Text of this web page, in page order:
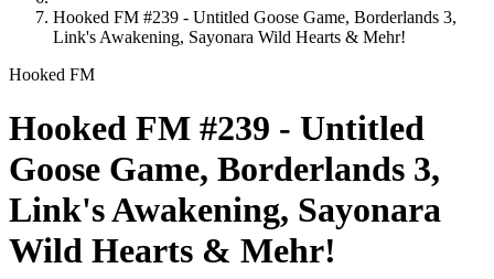
Hooked FM #239 - Untitled Goose Game, Borderlands 3,
Link's Awakening, Sayonara Wild Hearts & Mehr!
Hooked FM
Hooked FM #239 - Untitled
Goose Game, Borderlands 3,
Link's Awakening, Sayonara
Wild Hearts & Mehr!